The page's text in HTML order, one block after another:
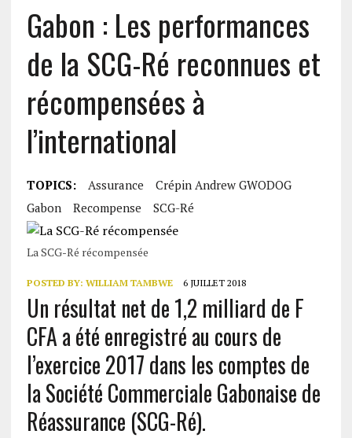
Gabon : Les performances
de la SCG-Ré reconnues et
récompensées à
l’international
TOPICS: Assurance
Crépin Andrew GWODOG
Gabon
Recompense SCG-Ré
La SCG-Ré récompensée
POSTED BY: WILLIAM TAMBWE 6 JUILLET 2018
Un résultat net de 1,2 milliard de F
CFA a été enregistré au cours de
l’exercice 2017 dans les comptes de
la Société Commerciale Gabonaise de
Réassurance (SCG-Ré).